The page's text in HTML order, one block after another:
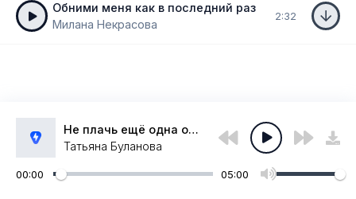
Обними меня как в последний раз
Милана Некрасова
2:32
Не плачь ещё одна осталась ночь
Татьяна Буланова
00:00 05:00